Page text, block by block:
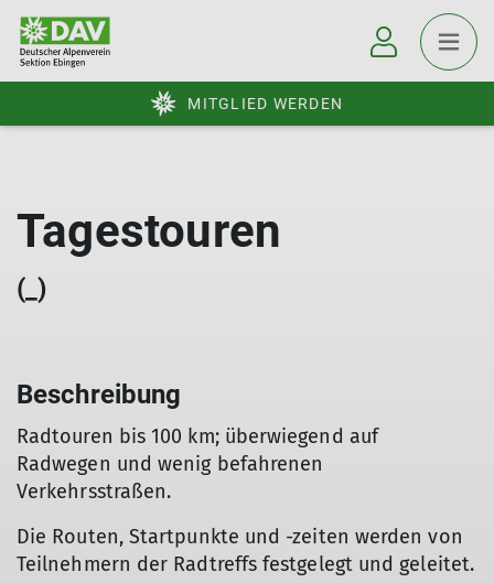
MITGLIED WERDEN
Tagestouren
(_)
Beschreibung
Radtouren bis 100 km; überwiegend auf
Radwegen und wenig befahrenen
Verkehrsstraßen.
Die Routen, Startpunkte und -zeiten werden von
Teilnehmern der Radtreffs festgelegt und geleitet.